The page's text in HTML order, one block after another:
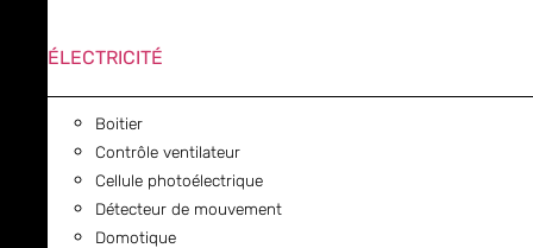
ÉLECTRICITÉ
Boitier
Contrôle ventilateur
Cellule photoélectrique
Détecteur de mouvement
Domotique